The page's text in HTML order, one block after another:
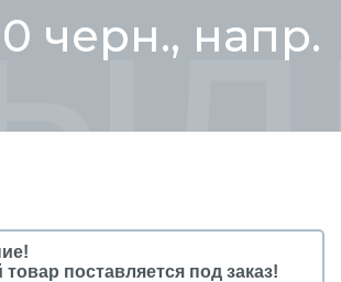
черн., напр.
поставляется под заказ!